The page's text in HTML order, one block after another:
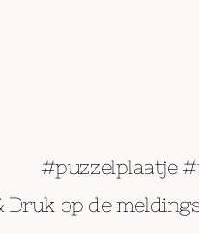
#puzzelplaatje
Druk op de